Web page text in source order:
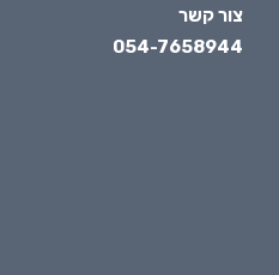
צור קשר
054-7658944